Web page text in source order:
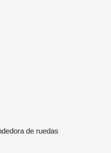
de ruedas